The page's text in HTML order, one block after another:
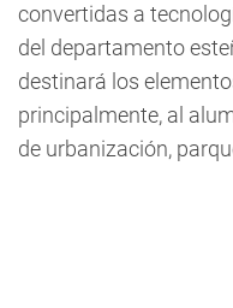
convertidas a
del departamento
destinará los
principalmente, al
de urbanización,